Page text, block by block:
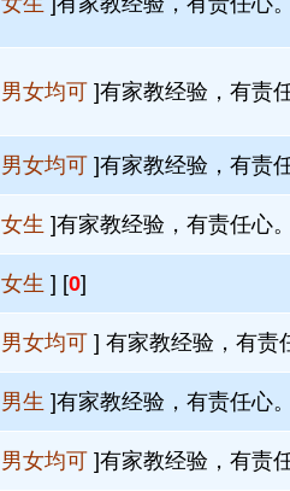
男女均可 ]有家教经验，有责
男女均可 ]有家教经验，有责
女生 ]有家教经验，有责任心
女生 ] [0]
男女均可 ] 有家教经验，有责
男生 ]有家教经验，有责任心
男女均可 ]有家教经验，有责